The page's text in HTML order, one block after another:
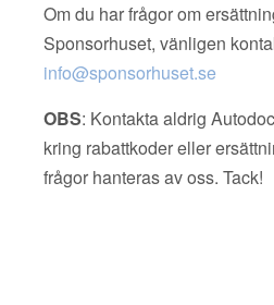
Om du har frågor om
Sponsorhuset, vänligen
info@sponsorhuset.se
OBS: Kontakta aldrig
kring rabattkoder eller
frågor hanteras av oss. Tack!